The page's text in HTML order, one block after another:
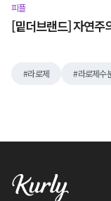
피플
[밑더브랜드] 자연주
라로제 라로제수